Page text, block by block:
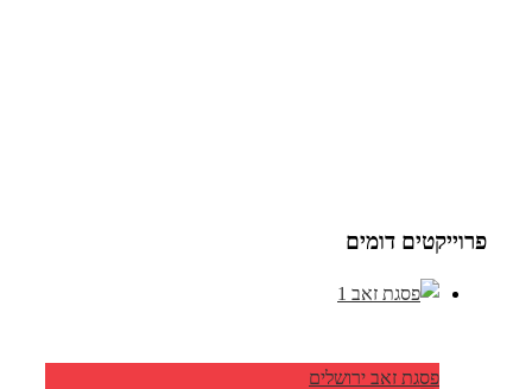
פרוייקטים דומים
פסגת זאב ירושלים